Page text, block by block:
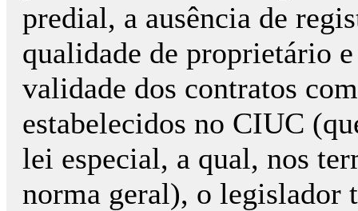
predial, a ausência de
qualidade de proprietário
validade dos contratos
estabelecidos no CIUC
lei especial, a qual, nos
norma geral), o